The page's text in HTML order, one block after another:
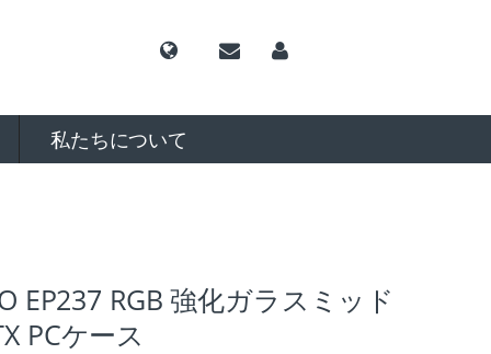
私たちについて
EP237 RGB 強化ガラスミッド
PCケース